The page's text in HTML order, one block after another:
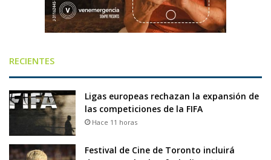
RECIENTES
Ligas europeas rechazan la expansión de
las competiciones de la FIFA
Hace 11 horas
Festival de Cine de Toronto incluirá